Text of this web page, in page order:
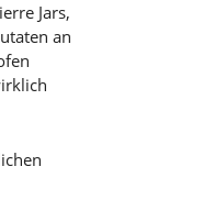
Jars,
an